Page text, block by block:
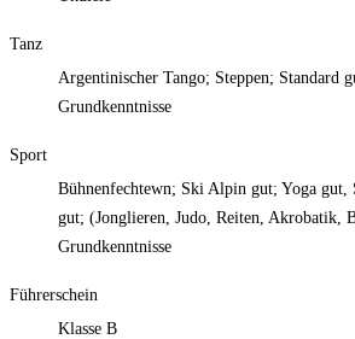
Tanz
Argentinischer Tango; Steppen; Standard
Grundkenntnisse
Sport
Bühnenfechtewn; Ski Alpin gut; Yoga gut,
gut; (Jonglieren, Judo, Reiten, Akrobatik,
Grundkenntnisse
Führerschein
Klasse B